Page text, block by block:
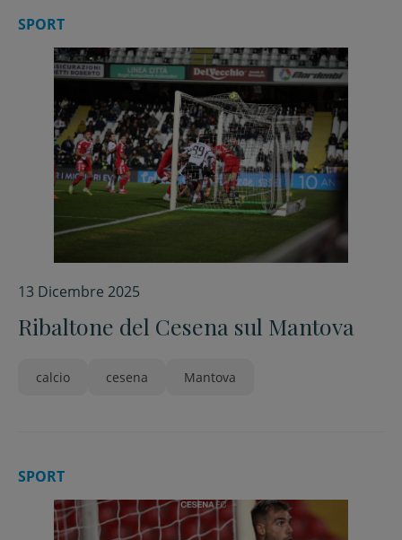
SPORT
13 Dicembre 2025
Ribaltone del Cesena sul Mantova
calcio cesena Mantova
SPORT